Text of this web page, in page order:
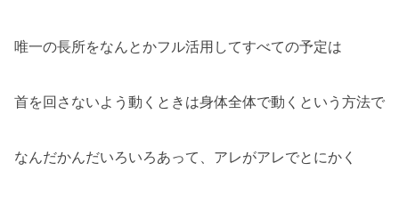
唯一の長所をなんとかフル活用してすべての予定は
首を回さないよう動くときは身体全体で動くという方法で
なんだかんだいろいろあって、アレがアレでとにかく